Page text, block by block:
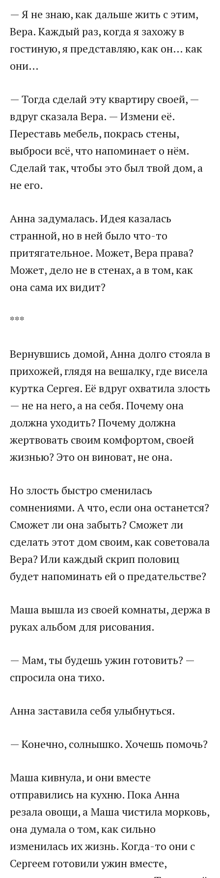
— Я не знаю, как дальше жить с этим,
Вера. Каждый раз, когда я захожу в
гостиную, я представляю, как он… как
они…
— Тогда сделай эту квартиру своей, —
вдруг сказала Вера. — Измени её.
Переставь мебель, покрась стены,
выброси всё, что напоминает о нём.
Сделай так, чтобы это был твой дом, а
не его.
Анна задумалась. Идея казалась
странной, но в ней было что-то
притягательное. Может, Вера права?
Может, дело не в стенах, а в том, как
она сама их видит?
***
Вернувшись домой, Анна долго стояла в
прихожей, глядя на вешалку, где висела
куртка Сергея. Её вдруг охватила злость
— не на него, а на себя. Почему она
должна уходить? Почему должна
жертвовать своим комфортом, своей
жизнью? Это он виноват, не она.
Но злость быстро сменилась
сомнениями. А что, если она останется?
Сможет ли она забыть? Сможет ли
сделать этот дом своим, как советовала
Вера? Или каждый скрип половиц
будет напоминать ей о предательстве?
Маша вышла из своей комнаты, держа в
руках альбом для рисования.
— Мам, ты будешь ужин готовить? —
спросила она тихо.
Анна заставила себя улыбнуться.
— Конечно, солнышко. Хочешь помочь?
Маша кивнула, и они вместе
отправились на кухню. Пока Анна
резала овощи, а Маша чистила морковь,
она думала о том, как сильно
изменилась их жизнь. Когда-то они с
Сергеем готовили ужин вместе,